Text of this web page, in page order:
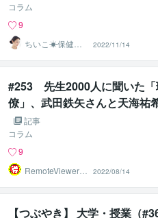
コラム
9
ちいこ☀保健室
の先生
2022/11/14
#253 先生2000人に聞いた「
僚」、武田鉄矢さんと天海祐
た1位は？
記事
コラム
9
RemoteViewer導
2022/08/14
【つぶやき】 大学・授業（